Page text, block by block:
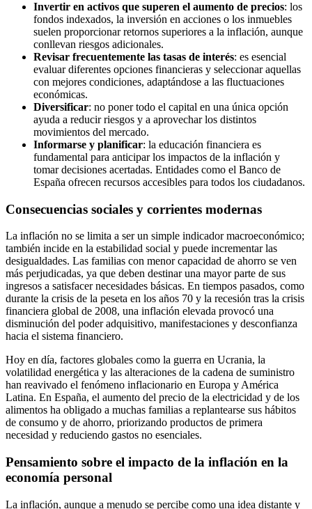
Invertir en activos que superen el aumento de precios: los
fondos indexados, la inversión en acciones o los inmuebles
suelen proporcionar retornos superiores a la inflación, aunque
conllevan riesgos adicionales.
Revisar frecuentemente las tasas de interés: es esencial
evaluar diferentes opciones financieras y seleccionar aquellas
con mejores condiciones, adaptándose a las fluctuaciones
económicas.
Diversificar: no poner todo el capital en una única opción
ayuda a reducir riesgos y a aprovechar los distintos
movimientos del mercado.
Informarse y planificar: la educación financiera es
fundamental para anticipar los impactos de la inflación y
tomar decisiones acertadas. Entidades como el Banco de
España ofrecen recursos accesibles para todos los ciudadanos.
Consecuencias sociales y corrientes modernas
La inflación no se limita a ser un simple indicador macroeconómico;
también incide en la estabilidad social y puede incrementar las
desigualdades. Las familias con menor capacidad de ahorro se ven
más perjudicadas, ya que deben destinar una mayor parte de sus
ingresos a satisfacer necesidades básicas. En tiempos pasados, como
durante la crisis de la peseta en los años 70 y la recesión tras la crisis
financiera global de 2008, una inflación elevada provocó una
disminución del poder adquisitivo, manifestaciones y desconfianza
hacia el sistema financiero.
Hoy en día, factores globales como la guerra en Ucrania, la
volatilidad energética y las alteraciones de la cadena de suministro
han reavivado el fenómeno inflacionario en Europa y América
Latina. En España, el aumento del precio de la electricidad y de los
alimentos ha obligado a muchas familias a replantearse sus hábitos
de consumo y de ahorro, priorizando productos de primera
necesidad y reduciendo gastos no esenciales.
Pensamiento sobre el impacto de la inflación en la
economía personal
La inflación, aunque a menudo se percibe como una idea distante y